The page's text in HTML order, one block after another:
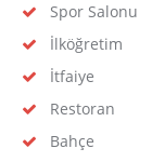
Spor Salonu
İlköğretim
İtfaiye
Restoran
Bahçe